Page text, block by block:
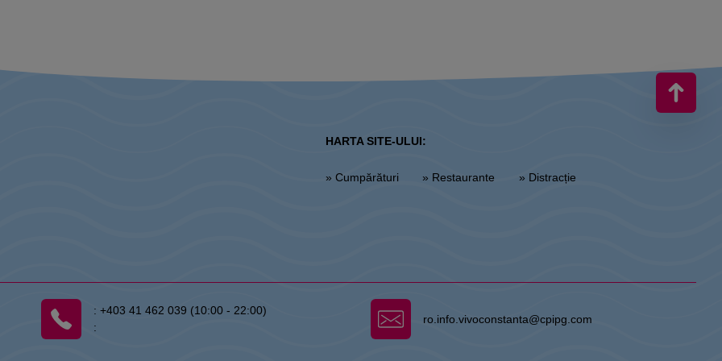
HARTA SITE-ULUI:
» Cumpărături » Restaurante » Distracție
: +403 41 462 039 (10:00 - 22:00)
:
ro.info.vivoconstanta@cpipg.com